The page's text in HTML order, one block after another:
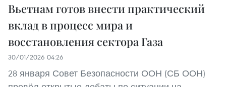
Вьетнам готов внести практический
вклад в процесс мира и
восстановления сектора Газа
30/01/2026 04:26
28 января Совет Безопасности ООН (СБ ООН)